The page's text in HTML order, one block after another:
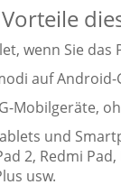
wenn Sie das
auf
Mobilgeräte,
und
2, Redmi
usw.